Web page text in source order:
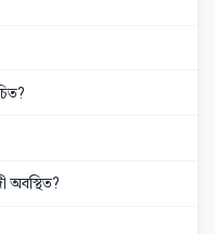
অবস্থিত?